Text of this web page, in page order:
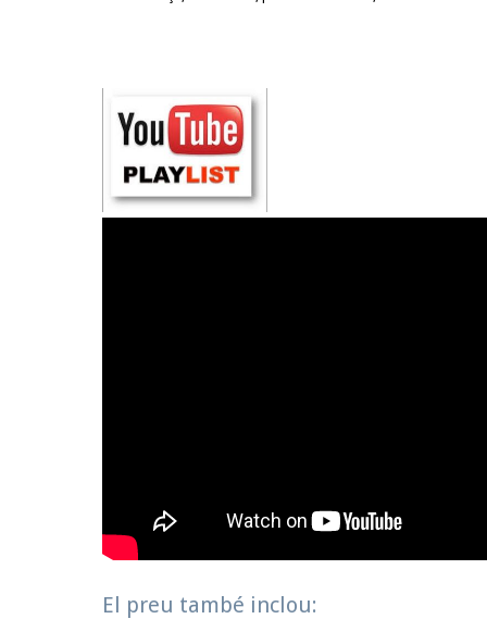
El preu també inclou: